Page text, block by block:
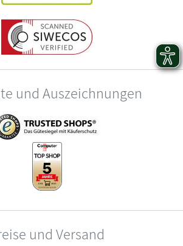
und Auszeichnungen
und Versand